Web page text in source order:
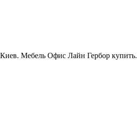
Мебель Офис Лайн Гербор купить.